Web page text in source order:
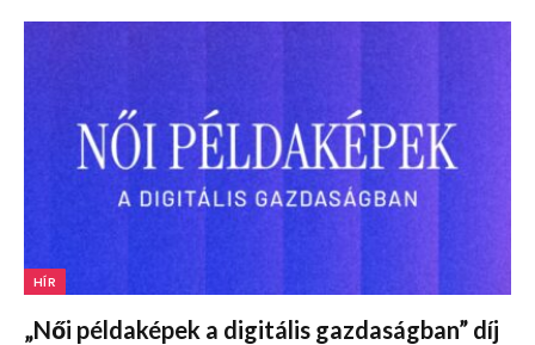
HÍR
„Női példaképek a digitális gazdaságban” díj